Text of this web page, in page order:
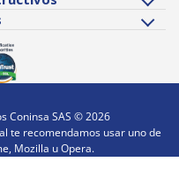
Coninsa SAS ©2026
te recomendamos usar uno de
Mozilla u Opera.